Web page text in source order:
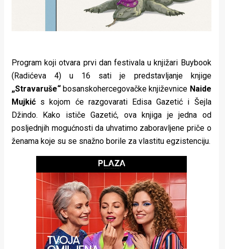
Program koji otvara prvi dan festivala u knjižari Buybook
(Radićeva 4) u 16 sati je predstavljanje knjige
„Stravaruše“ bosanskohercegovačke književnice Naide
Mujkić s kojom će razgovarati Edisa Gazetić i Šejla
Džindo. Kako ističe Gazetić, ova knjiga je jedna od
posljednjih mogućnosti da uhvatimo zaboravljene priče o
ženama koje su se snažno borile za vlastitu egzistenciju.